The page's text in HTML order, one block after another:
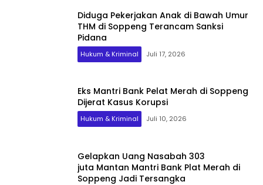
Diduga Pekerjakan Anak di Bawah Umur
THM di Soppeng Terancam Sanksi
Pidana
Hukum & Kriminal Juli 17, 2026
Eks Mantri Bank Pelat Merah di Soppeng
Dijerat Kasus Korupsi
Hukum & Kriminal Juli 10, 2026
Gelapkan Uang Nasabah 303
juta Mantan Mantri Bank Plat Merah di
Soppeng Jadi Tersangka